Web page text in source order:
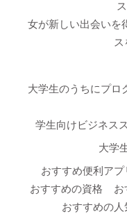
女が新しい出会いを
大学生のうちにプロ
学生向けビジネス
大学
おすすめ便利アプ
おすすめの資格
お
おすすめの人